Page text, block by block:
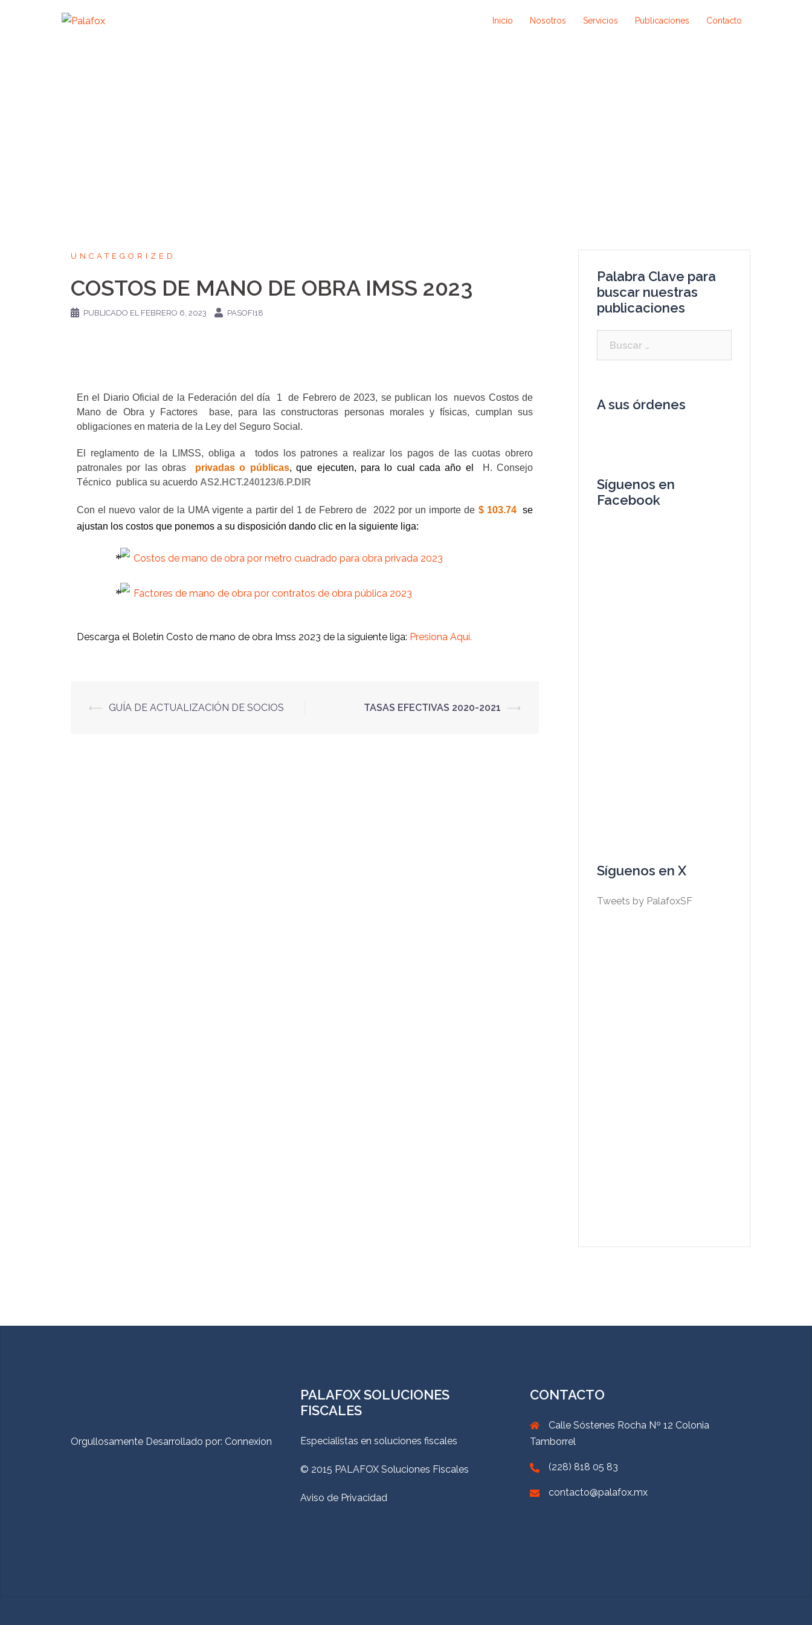
Inicio Nosotros Servicios Publicaciones Contacto
UNCATEGORIZED
COSTOS DE MANO DE OBRA IMSS 2023
PUBLICADO EL FEBRERO 6, 2023 PASOFI18
En el Diario Oficial de la Federación del día 1 de Febrero de 2023, se publican los
nuevos Costos de
Mano de Obra y Factores
base, para las constructoras personas morales y físicas, cumplan sus
obligaciones en materia de la Ley del Seguro Social.
El reglamento de la LIMSS, obliga a
todos los patrones a realizar los pagos de las cuotas obrero
patronales por las obras
privadas o públicas, que ejecuten, para lo cual cada año el
H. Consejo
Técnico publica su acuerdo AS2.HCT.240123/6.P.DIR
Con el nuevo valor de la UMA vigente a partir del 1 de Febrero de 2022 por un importe de $ 103.74 se
ajustan los costos que ponemos a su disposición dando clic en la siguiente liga:
Costos de mano de obra por metro cuadrado para obra privada 2023
Factores de mano de obra por contratos de obra pública 2023
Descarga el Boletín Costo de mano de obra Imss 2023 de la siguiente liga: Presiona Aquí.
⟵ GUÍA DE ACTUALIZACIÓN DE SOCIOS TASAS EFECTIVAS 2020-2021 ⟶
Palabra Clave para
buscar nuestras
publicaciones
A sus órdenes
Síguenos en
Facebook
Síguenos en X
Tweets by PalafoxSF
Orgullosamente Desarrollado por: Connexion
PALAFOX SOLUCIONES
FISCALES
Especialistas en soluciones fiscales
© 2015 PALAFOX Soluciones Fiscales
Aviso de Privacidad
CONTACTO
Calle Sóstenes Rocha Nº 12 Colonia
Tamborrel
(228) 818 05 83
contacto@palafox.mx